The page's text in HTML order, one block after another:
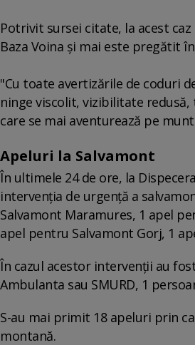
Potrivit sursei citate, la acest
Baza Voina şi mai este pregătit
"Cu toate avertizările de coduri
ninge viscolit, vizibilitate
care se mai aventurează pe
Apeluri la Salvamont
În ultimele 24 de ore, la
intervenția de urgență a
Salvamont Maramures, 1 apel
apel pentru Salvamont Gorj, 1
În cazul acestor intervenții au
Ambulanta sau SMURD, 1
S-au mai primit 18 apeluri prin
montană.